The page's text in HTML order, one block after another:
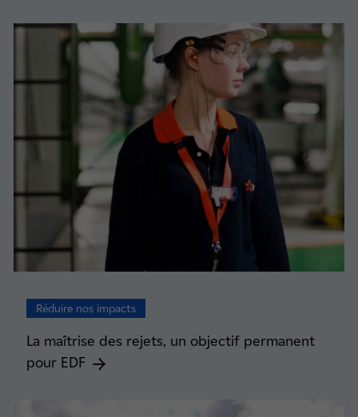
Réduire nos impacts
La maîtrise des rejets, un objectif permanent
pour EDF